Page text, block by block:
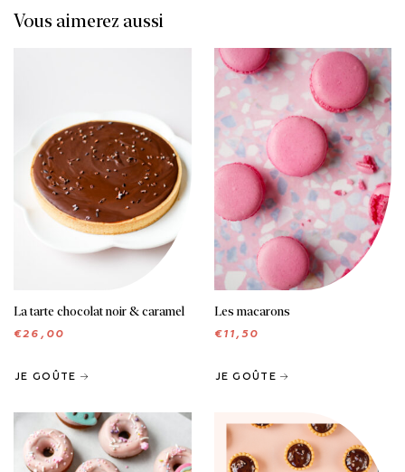
Vous aimerez aussi
La tarte chocolat noir & caramel
€26,00
JE GOÛTE
MIGNARDISES
Les macarons
€11,50
JE GOÛTE
MIGNARDISES